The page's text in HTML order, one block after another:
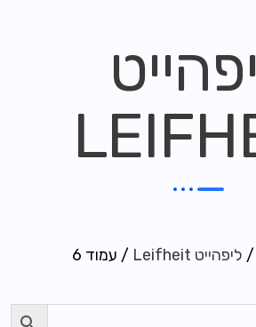
/ ליפהייט Leifheit / עמוד 6